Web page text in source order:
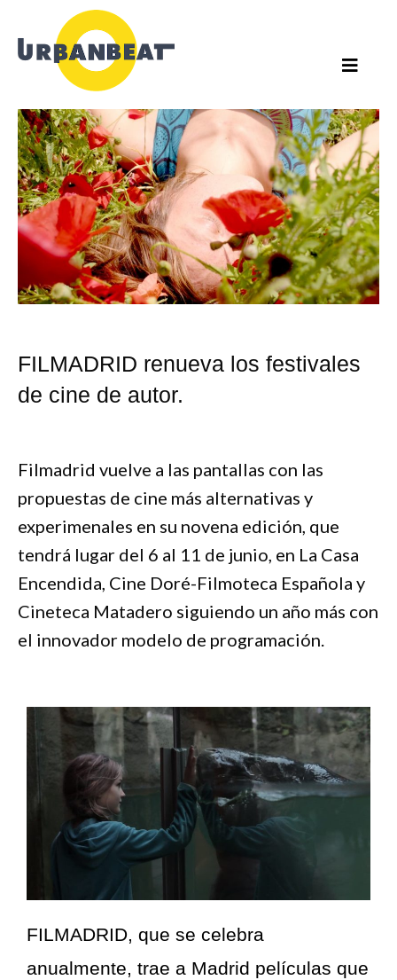
contenido
FILMADRID renueva los festivales
de cine de autor.
Filmadrid vuelve a las pantallas con las
propuestas de cine más alternativas y
experimenales en su novena edición, que
tendrá lugar del 6 al 11 de junio, en La Casa
Encendida, Cine Doré-Filmoteca Española y
Cineteca Matadero siguiendo un año más con
el innovador modelo de programación.
FILMADRID, que se celebra
anualmente, trae a Madrid películas que